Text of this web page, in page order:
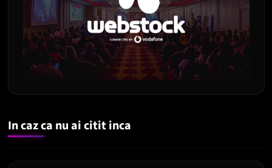
In caz ca nu ai citit inca